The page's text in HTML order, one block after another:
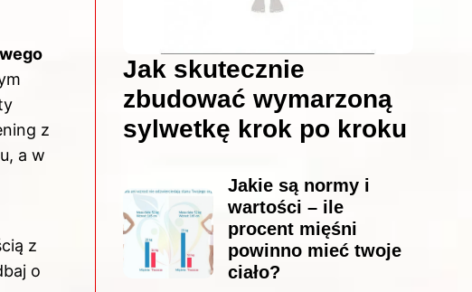
z
a w
z
o
Jak skutecznie
zbudować wymarzoną
sylwetkę krok po kroku
Jakie są normy i
wartości – ile
procent mięśni
powinno mieć twoje
ciało?